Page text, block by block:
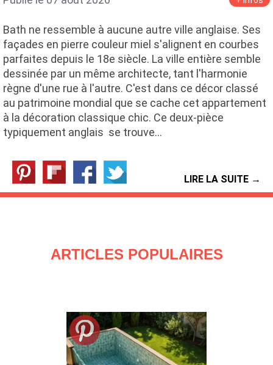
Bath ne ressemble à aucune autre ville anglaise. Ses
façades en pierre couleur miel s'alignent en courbes
parfaites depuis le 18e siècle. La ville entière semble
dessinée par un même architecte, tant l'harmonie
règne d'une rue à l'autre. C'est dans ce décor classé
au patrimoine mondial que se cache cet appartement
à la décoration classique chic. Ce deux-pièce
typiquement anglais se trouve…
LIRE LA SUITE →
ARTICLES POPULAIRES